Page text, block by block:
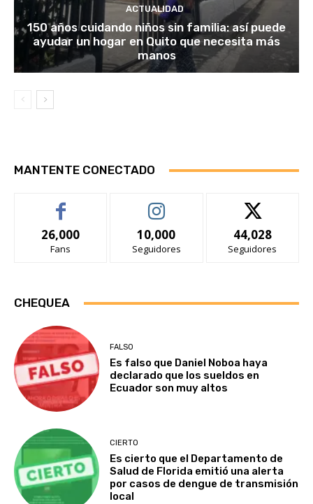
ACTUALIDAD
150 años cuidando niños sin familia: así puede
ayudar un hogar en Quito que necesita más
manos
MANTENTE CONECTADO
26,000
Fans
10,000
Seguidores
44,028
Seguidores
CHEQUEA
FALSO
Es falso que Daniel Noboa haya
declarado que los sueldos en
Ecuador son muy altos
CIERTO
Es cierto que el Departamento de
Salud de Florida emitió una alerta
por casos de dengue de transmisión
local